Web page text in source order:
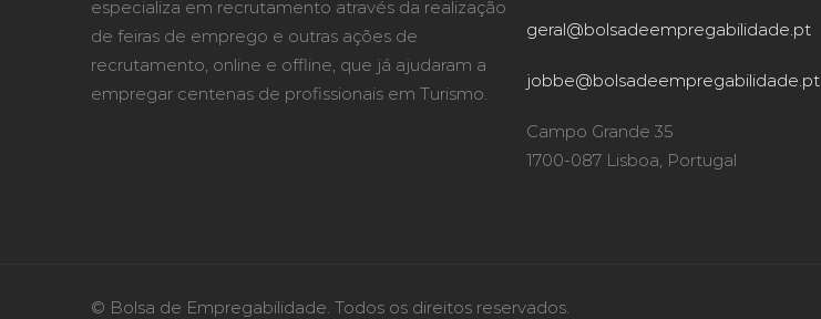
especializa em recrutamento através da realização
de feiras de emprego e outras ações de
recrutamento, online e offline, que já ajudaram a
empregar centenas de profissionais em Turismo.
geral@bolsadeempregabilidade.pt
jobbe@bolsadeempregabilidade.pt
Campo Grande 35
1700-087 Lisboa, Portugal
© Bolsa de Empregabilidade. Todos os direitos reservados.